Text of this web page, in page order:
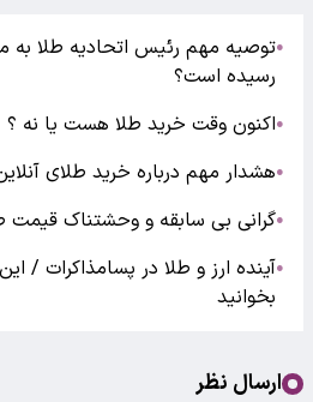
●توصیه مهم رئیس اتحادیه طلا به
رسیده است؟
●اکنون وقت خرید طلا هست یا نه ؟
●هشدار مهم درباره خرید طلای
●گرانی بی سابقه و وحشتناک قیمت
●
بخوانید
ارسال نظر